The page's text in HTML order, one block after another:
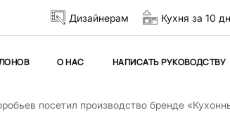
Дизайнерам Кухня за 10
О НАС НАПИСАТЬ РУКОВОДСТВУ
посетил производство бренде